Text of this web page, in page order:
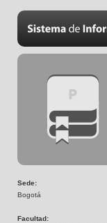
Sede:
Bogotá
Facultad: